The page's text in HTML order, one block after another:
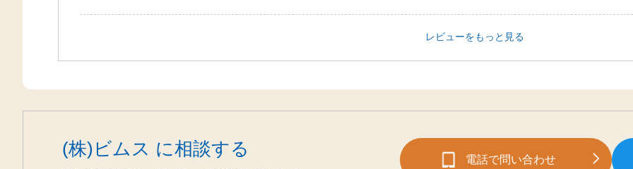
レビューをもっと見る
(株)ビムス に相談する
電話で問い合わせ